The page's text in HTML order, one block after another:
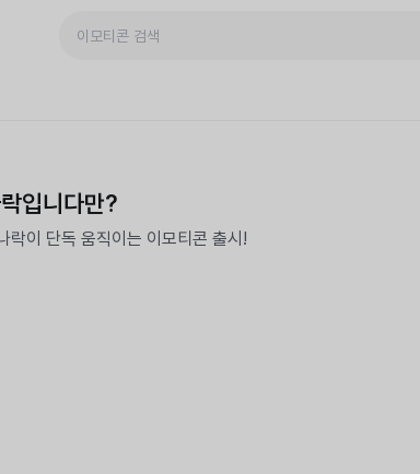
입니다만?
락이 단독 움직이는 이모티콘 출시!